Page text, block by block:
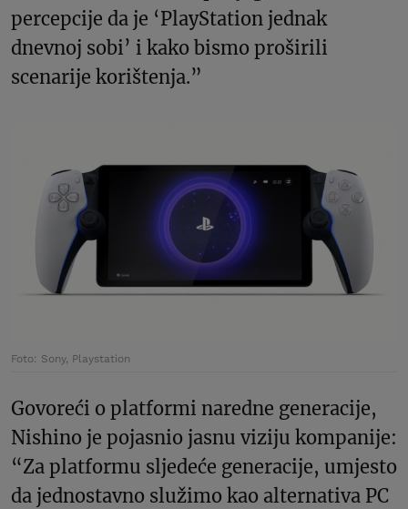
percepcije da je ‘PlayStation jednak
dnevnoj sobi’ i kako bismo proširili
scenarije korištenja.”
Foto: Sony, Playstation
Govoreći o platformi naredne generacije,
Nishino je pojasnio jasnu viziju kompanije:
“Za platformu sljedeće generacije, umjesto
da jednostavno služimo kao alternativa PC